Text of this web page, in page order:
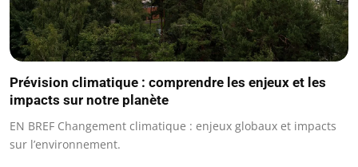
Prévision climatique : comprendre les enjeux et les
impacts sur notre planète
EN BREF Changement climatique : enjeux globaux et impacts
sur l’environnement.